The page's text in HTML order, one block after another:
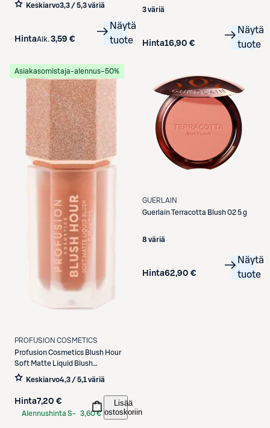
Keskiarvo3,3 / 5,3 väriä
HintaAlk. 3,59 €
Näytä
tuote
3 väriä
Hinta16,90 €
Näytä
tuote
Asiakasomistaja-alennus−50%
PROFUSION COSMETICS
Profusion Cosmetics Blush Hour
Soft Matte Liquid Blush
nestemäinen poskipuna 6 ml
Keskiarvo4,3 / 5,1 väriä
Hinta7,20 €
Alennushinta S- 3,60 €
Lisää
ostoskoriin
GUERLAIN
GuerlainTerracotta Blush 02 5 g
8 väriä
Hinta62,90 €
Näytä
tuote